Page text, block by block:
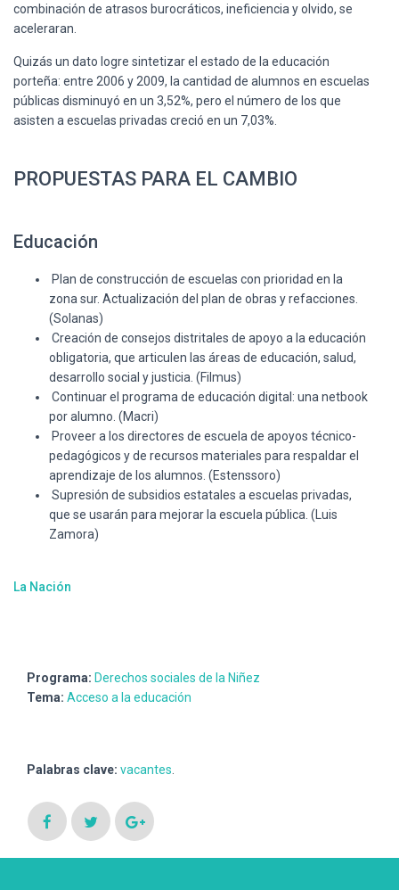
combinación de atrasos burocráticos, ineficiencia y olvido, se
aceleraran.
Quizás un dato logre sintetizar el estado de la educación
porteña: entre 2006 y 2009, la cantidad de alumnos en escuelas
públicas disminuyó en un 3,52%, pero el número de los que
asisten a escuelas privadas creció en un 7,03%.
PROPUESTAS PARA EL CAMBIO
Educación
Plan de construcción de escuelas con prioridad en la
zona sur. Actualización del plan de obras y refacciones.
(Solanas)
Creación de consejos distritales de apoyo a la educación
obligatoria, que articulen las áreas de educación, salud,
desarrollo social y justicia. (Filmus)
Continuar el programa de educación digital: una netbook
por alumno. (Macri)
Proveer a los directores de escuela de apoyos técnico-
pedagógicos y de recursos materiales para respaldar el
aprendizaje de los alumnos. (Estenssoro)
Supresión de subsidios estatales a escuelas privadas,
que se usarán para mejorar la escuela pública. (Luis
Zamora)
La Nación
Programa: Derechos sociales de la Niñez
Tema: Acceso a la educación
Palabras clave: vacantes